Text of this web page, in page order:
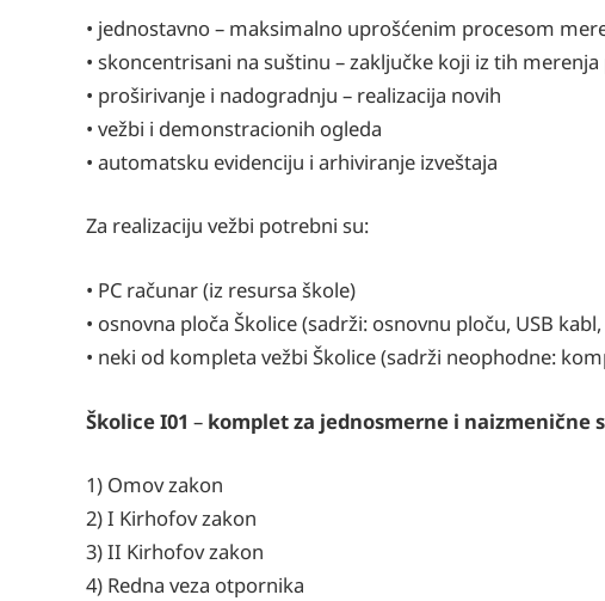
• jednostavno – maksimalno uprošćenim procesom
• skoncentrisani na suštinu – zaključke koji iz tih
• proširivanje i nadogradnju – realizacija novih
• vežbi i demonstracionih ogleda
• automatsku evidenciju i arhiviranje izveštaja
Za realizaciju vežbi potrebni su:
• PC računar (iz resursa škole)
• osnovna ploča Školice (sadrži: osnovnu ploču, USB
• neki od kompleta vežbi Školice (sadrži neophodne:
Školice I01 – komplet za jednosmerne i naizmenične
1) Omov zakon
2) I Kirhofov zakon
3) II Kirhofov zakon
4) Redna veza otpornika